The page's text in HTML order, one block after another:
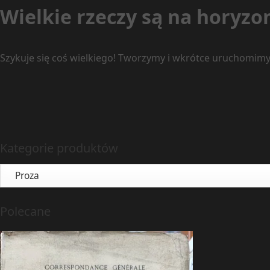
Wielkie rzeczy są na
Szykuje się coś wielkiego! Tworzymy i wkrótce
Kategorie produktów
Polecane